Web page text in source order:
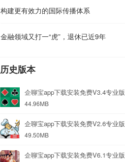
构建更有效力的国际传播体系
金融领域又打一“虎”，退休已近9年
历史版本
企聊宝app下载安装免费V3.4专业版
44.96MB
企聊宝app下载安装免费V2.6专业版
49.50MB
企聊宝app下载安装免费V6.1专业版